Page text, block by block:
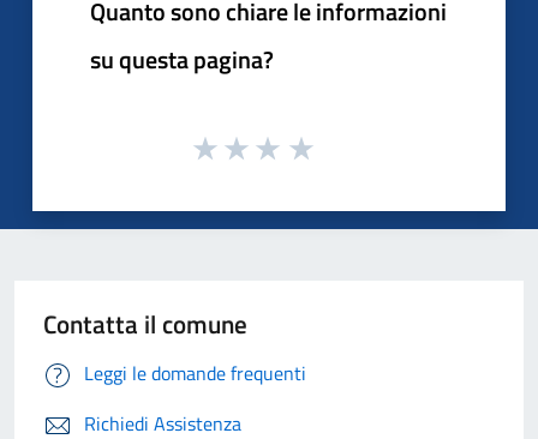
Quanto sono chiare le informazioni
su questa pagina?
Contatta il comune
Leggi le domande frequenti
Richiedi Assistenza